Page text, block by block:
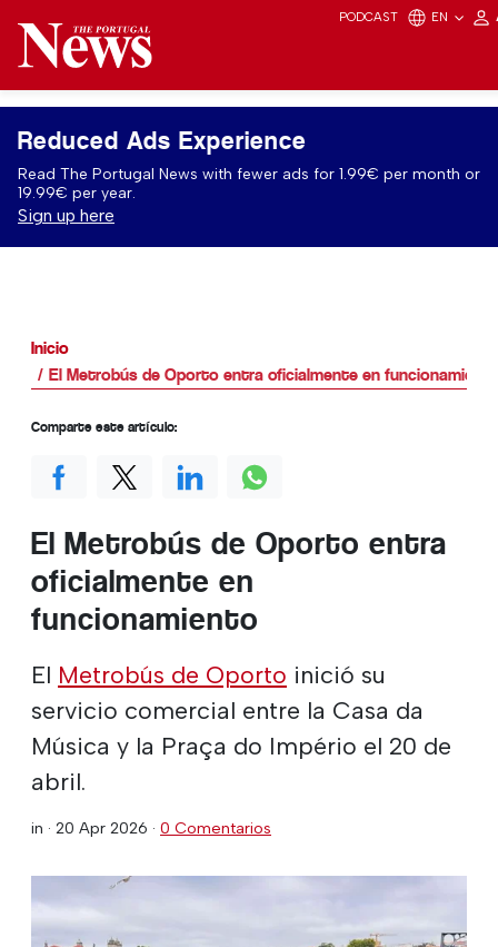
PODCAST EN
Reduced Ads Experience
Read The Portugal News with fewer ads for 1.99€ per month or
19.99€ per year.
Sign up here
Inicio
El Metrobús de Oporto entra oficialmente en
El Metrobús de Oporto entra
oficialmente en
funcionamiento
El Metrobús de Oporto inició su
servicio comercial entre la Casa da
Música y la Praça do Império el 20 de
abril.
in · 20 Apr 2026 · 0 Comentarios
Comparte este artículo: